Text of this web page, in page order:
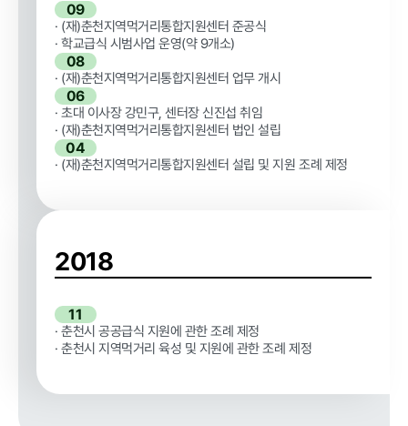
09
· (재)춘천지역먹거리통합지원센터 준공식
· 학교급식 시범사업 운영(약 9개소)
08
· (재)춘천지역먹거리통합지원센터 업무 개시
06
· 초대 이사장 강민구, 센터장 신진섭 취임
· (재)춘천지역먹거리통합지원센터 법인 설립
04
· (재)춘천지역먹거리통합지원센터 설립 및 지원 조례 제정
2018
11
· 춘천시 공공급식 지원에 관한 조례 제정
· 춘천시 지역먹거리 육성 및 지원에 관한 조례 제정